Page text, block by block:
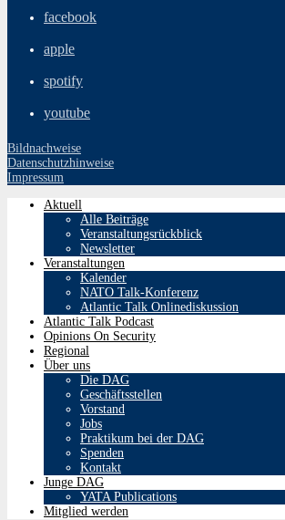
facebook
apple
spotify
youtube
Bildnachweise
Datenschutzhinweise
Impressum
Aktuell
Alle Beiträge
Veranstaltungsrückblick
Newsletter
Veranstaltungen
Kalender
NATO Talk-Konferenz
Atlantic Talk Onlinediskussion
Atlantic Talk Podcast
Opinions On Security
Regional
Über uns
Die DAG
Geschäftsstellen
Vorstand
Jobs
Praktikum bei der DAG
Spenden
Kontakt
Junge DAG
YATA Publications
Mitglied werden